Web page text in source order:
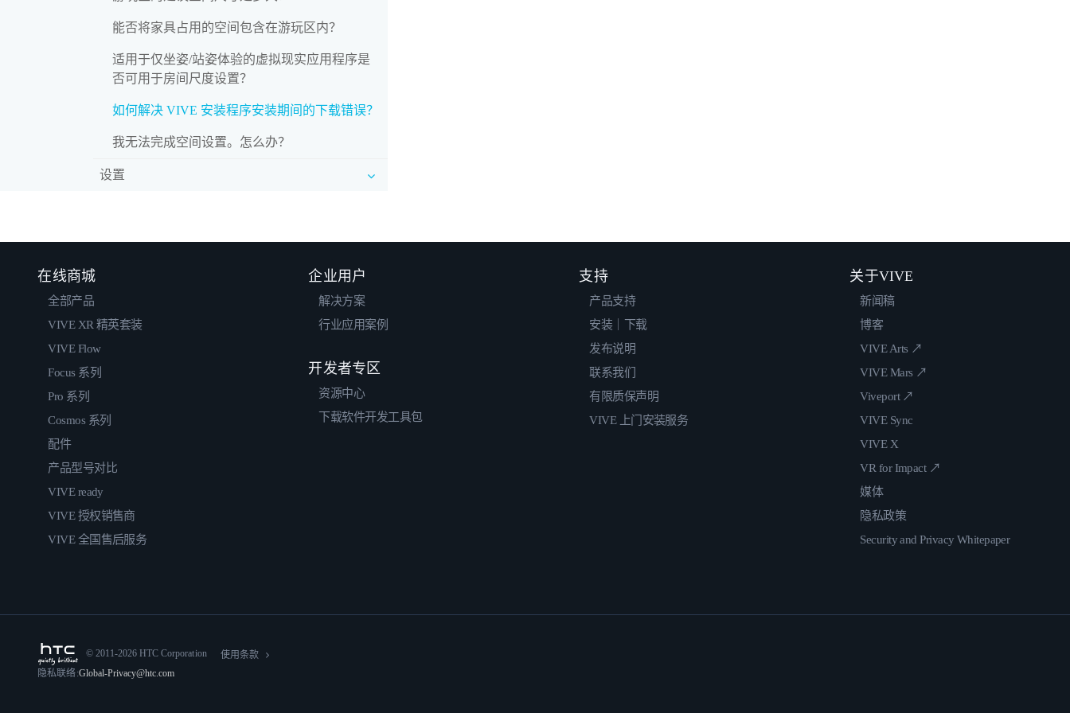
能否将家具占用的空间包含在游玩区内？
适用于仅坐姿/站姿体验的虚拟现实应用程序是
否可用于房间尺度设置？
如何解决 VIVE 安装程序安装期间的下载错误？
我无法完成空间设置。怎么办？
设置
在线商城
全部产品
VIVE XR 精英套装
VIVE Flow
Focus 系列
Pro 系列
Cosmos 系列
配件
产品型号对比
VIVE ready
VIVE 授权销售商
VIVE 全国售后服务
企业用户
解决方案
行业应用案例
开发者专区
资源中心
下载软件开发工具包
支持
产品支持
安装｜下载
发布说明
联系我们
有限质保声明
VIVE 上门安装服务
关于VIVE
新闻稿
博客
VIVE Arts ↗
VIVE Mars ↗
Viveport ↗
VIVE Sync
VIVE X
VR for Impact ↗
媒体
隐私政策
Security and Privacy Whitepaper
© 2011-2026 HTC Corporation
使用条款
隐私联络:Global-Privacy@htc.com